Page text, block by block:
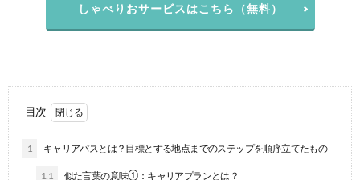
しゃべりおサービスはこちら（無料）
目次
1 キャリアパスとは？目標とする地点までのステップを順序立てたもの
1.1 似た言葉の意味①：キャリアプランとは？